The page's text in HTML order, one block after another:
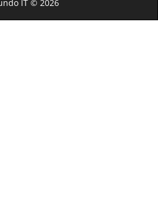
IT © 2026